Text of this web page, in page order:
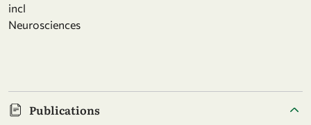
incl
Neurosciences
Publications